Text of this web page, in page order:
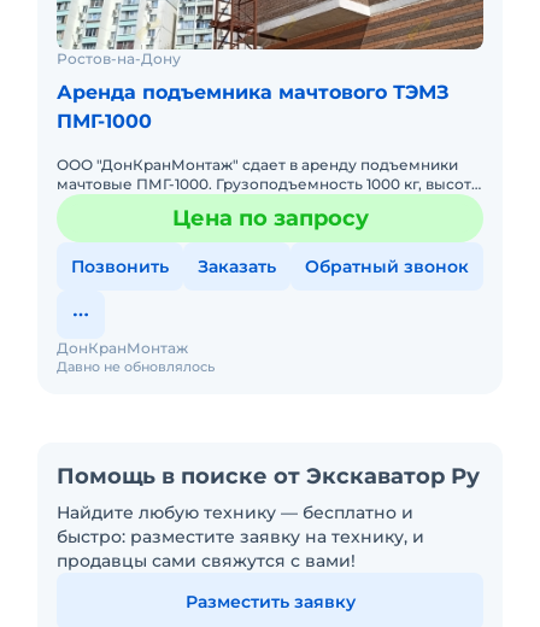
Ростов-на-Дону
Аренда подъемника мачтового ТЭМЗ
ПМГ-1000
ООО "ДонКранМонтаж" сдает в аренду подъемники
мачтовые ПМГ-1000. Грузоподъемность 1000 кг, высота
80 м. Без оператора. Сейчас свободны. Техника с
малой наработкЦена по запросу
Позвонить Заказать Обратный звонок
Давно не обновлялось
ДонКранМонтаж
Помощь в поиске от Экскаватор Ру
Найдите любую технику — бесплатно и
быстро: разместите заявку на технику, и
продавцы сами свяжутся с вами!
Разместить заявку